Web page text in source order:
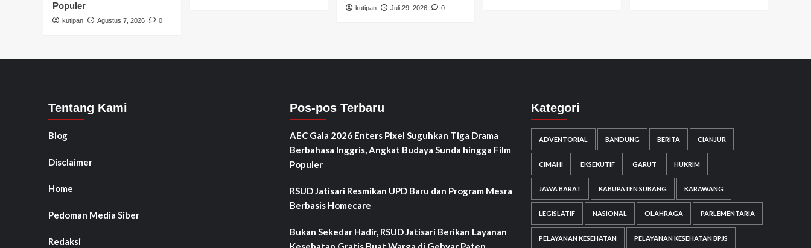
Populer
kutipan Agustus 7, 2026 0
kutipan Juli 29, 2026 0
Tentang Kami
Blog
Disclaimer
Home
Pedoman Media Siber
Redaksi
Pos-pos Terbaru
AEC Gala 2026 Enters Pixel Suguhkan Tiga Drama
Berbahasa Inggris, Angkat Budaya Sunda hingga Film
Populer
RSUD Jatisari Resmikan UPD Baru dan Program Mesra
Berbasis Homecare
Bukan Sekedar Hadir, RSUD Jatisari Berikan Layanan
Kategori
ADVENTORIAL BANDUNG BERITA CIANJUR
CIMAHI EKSEKUTIF GARUT HUKRIM
JAWA BARAT KABUPATEN SUBANG KARAWANG
LEGISLATIF NASIONAL OLAHRAGA PARLEMENTARIA
PELAYANAN KESEHATAN PELAYANAN KESEHATAN BPJS